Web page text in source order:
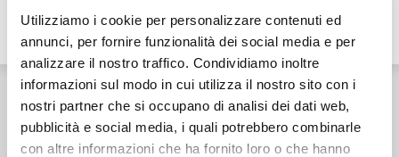
Utilizziamo i cookie per personalizzare contenuti ed
annunci, per fornire funzionalità dei social media e per
analizzare il nostro traffico. Condividiamo inoltre
informazioni sul modo in cui utilizza il nostro sito con i
nostri partner che si occupano di analisi dei dati web,
pubblicità e social media, i quali potrebbero combinarle
con altre informazioni che ha fornito loro o che hanno
6 Maggio 2018